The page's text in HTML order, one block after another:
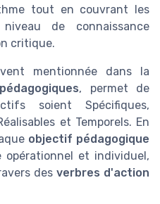
tout en couvrant les
de connaissance
critique.
mentionnée dans la
, permet de
soient Spécifiques,
et Temporels. En
objectif pédagogique
et individuel,
desverbres d'action